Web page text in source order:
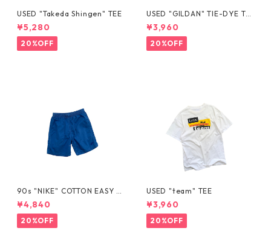
USED "Takeda Shingen" TEE
¥5,280
20%OFF
USED "GILDAN" TIE-DYE TE
E
¥3,960
20%OFF
90s "NIKE" COTTON EASY S
HORTS
¥4,840
20%OFF
USED "team" TEE
¥3,960
20%OFF